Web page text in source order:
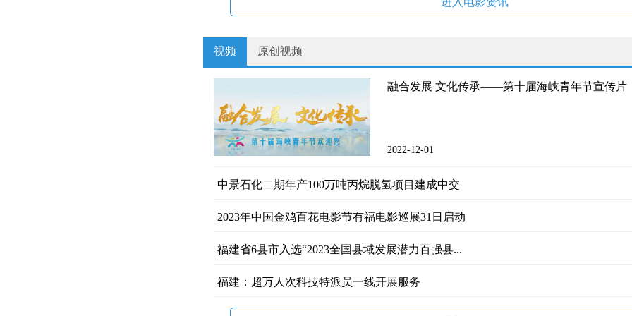
视频 原创视频
融合发展 文化传承——第十届海峡青年节宣传片
2022-12-01
中景石化二期年产100万吨丙烷脱氢项目建成中交
2023年中国金鸡百花电影节有福电影巡展31日启动
福建省6县市入选“2023全国县域发展潜力百强县...
福建：超万人次科技特派员一线开展服务